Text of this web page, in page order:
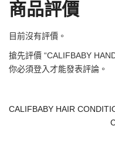
商品評價
目前沒有評價。
搶先評價 “CALIFBABY
你必須登入才能發表評論。
CALIFBABY HAIR